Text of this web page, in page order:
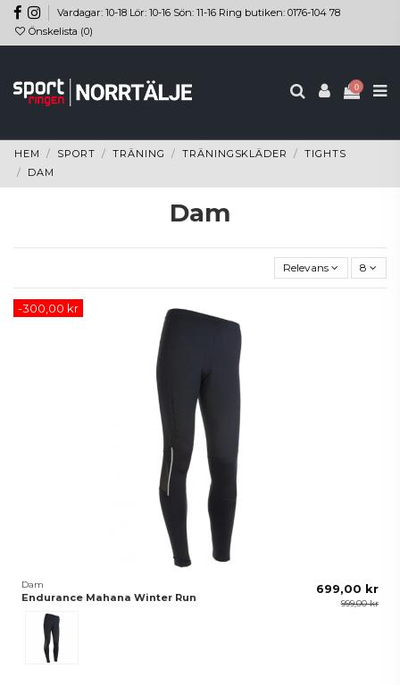
Vardagar: 10-18 Lör: 10-16 Sön: 11-16 Ring butiken: 0176-104 78
Önskelista (0)
0
HEM SPORT TRÄNING TRÄNINGSKLÄDER
TIGHTS
DAM
Dam
Relevans 8
-300,00 kr
Dam
Endurance Mahana Winter Run
Svart
699,00 kr
999,00 kr